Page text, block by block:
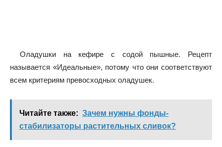
Оладушки на кефире с содой пышные. Рецепт
называется «Идеальные», потому что они соответствуют
всем критериям превосходных оладушек.
Читайте также: Зачем нужны фонды-
стабилизаторы растительных сливок?